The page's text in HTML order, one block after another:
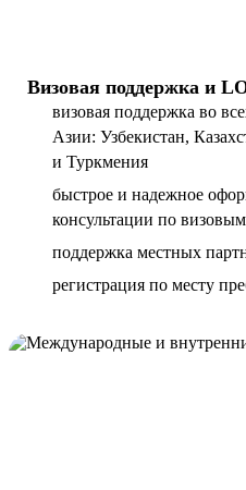
Визовая поддержка и
визовая поддержка во
Азии: Узбекистан,
и Туркмения
быстрое и надежное
консультации по
поддержка местных
регистрация по месту